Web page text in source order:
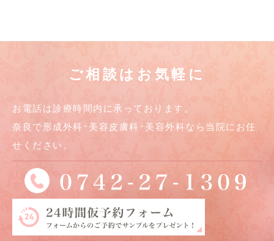
ご相談はお気軽に
お電話は診療時間内に承っております。
奈良で形成外科･美容皮膚科･美容外科なら当院にお任
せください。